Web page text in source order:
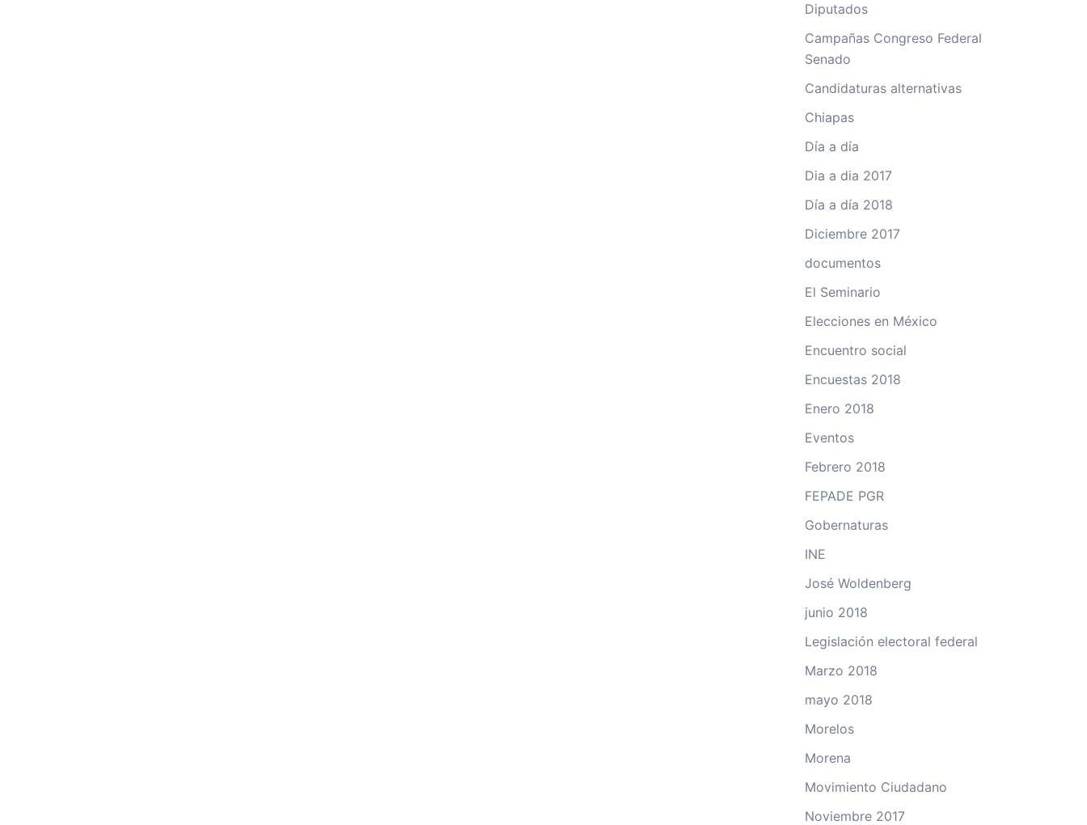
Diputados
Campañas Congreso Federal
Senado
Candidaturas alternativas
Chiapas
Día a día
Dia a dia 2017
Día a día 2018
Diciembre 2017
documentos
El Seminario
Elecciones en México
Encuentro social
Encuestas 2018
Enero 2018
Eventos
Febrero 2018
FEPADE PGR
Gobernaturas
INE
José Woldenberg
junio 2018
Legislación electoral federal
Marzo 2018
mayo 2018
Morelos
Morena
Movimiento Ciudadano
Noviembre 2017